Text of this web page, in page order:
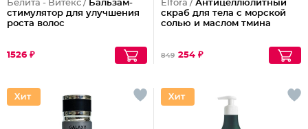
Белита - Витекс / Бальзам-
стимулятор для улучшения
роста волос
1526 ₽
Elfora / Антицеллюлитный
скраб для тела с морской
солью и маслом тмина
849 254 ₽